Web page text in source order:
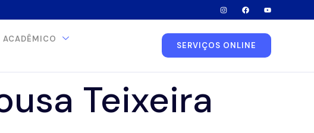
ACADÊMICO
SERVIÇOS ONLINE
Teixeira